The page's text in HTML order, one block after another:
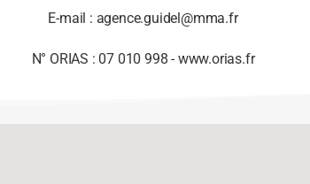
E-mail : agence.guidel@mma.fr
N° ORIAS : 07 010 998 - www.orias.fr